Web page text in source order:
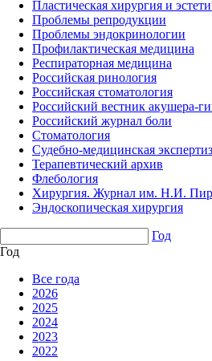
Пластическая хирургия и
Проблемы репродукции
Проблемы эндокринологии
Профилактическая медицина
Респираторная медицина
Российская ринология
Российская стоматология
Российский вестник акушера-
Российский журнал боли
Стоматология
Судебно-медицинская
Терапевтический архив
Флебология
Хирургия. Журнал им. Н.И.
Эндоскопическая хирургия
Год
Год
Все года
2026
2025
2024
2023
2022